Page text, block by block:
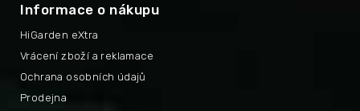
Informace o nákupu
HiGarden eXtra
Vrácení zboží a reklamace
Ochrana osobních údajů
Prodejna